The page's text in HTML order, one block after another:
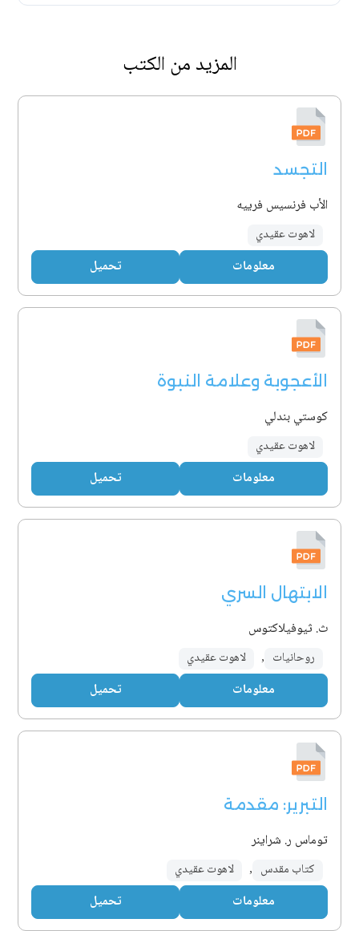
المزيد من الكتب
التجسد
الأب فرنسيس فرييه
لاهوت عقيدي
معلومات تحميل
الأعجوبة وعلامة النبوة
كوستي بندلي
لاهوت عقيدي
معلومات تحميل
الابتهال السري
ث. ثيوفيلاكتوس
روحانيات , لاهوت عقيدي
معلومات تحميل
التبرير: مقدمة
توماس ر. شراينر
كتاب مقدس , لاهوت عقيدي
معلومات تحميل